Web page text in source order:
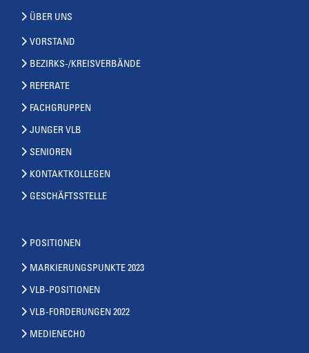
ÜBER UNS
VORSTAND
BEZIRKS-/KREISVERBÄNDE
REFERATE
FACHGRUPPEN
JUNGER VLB
SENIOREN
KONTAKTKOLLEGEN
GESCHÄFTSSTELLE
POSITIONEN
MARKIERUNGSPUNKTE 2023
VLB-POSITIONEN
VLB-FORDERUNGEN 2022
MEDIENECHO